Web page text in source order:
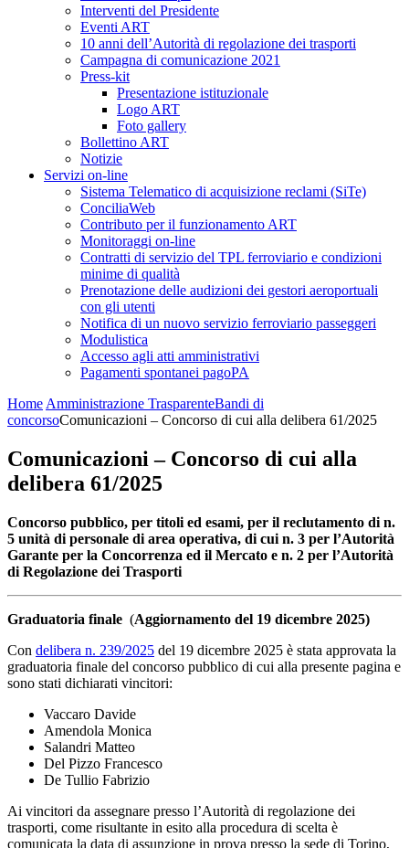
Interventi del Presidente
Eventi ART
10 anni dell’Autorità di regolazione dei trasporti
Campagna di comunicazione 2021
Press-kit
Presentazione istituzionale
Logo ART
Foto gallery
Bollettino ART
Notizie
Servizi on-line
Sistema Telematico di acquisizione reclami (SiTe)
ConciliaWeb
Contributo per il funzionamento ART
Monitoraggi on-line
Contratti di servizio del TPL ferroviario e condizioni
minime di qualità
Prenotazione delle audizioni dei gestori aeroportuali
con gli utenti
Notifica di un nuovo servizio ferroviario passeggeri
Modulistica
Accesso agli atti amministrativi
Pagamenti spontanei pagoPA
Home Amministrazione TrasparenteBandi di
concorsoComunicazioni – Concorso di cui alla delibera 61/2025
Comunicazioni – Concorso di cui alla
delibera 61/2025
Concorso pubblico, per titoli ed esami, per il reclutamento di n.
5 unità di personale di area operativa, di cui n. 3 per l’Autorità
Garante per la Concorrenza ed il Mercato e n. 2 per l’Autorità
di Regolazione dei Trasporti
Graduatoria finale (Aggiornamento del 19 dicembre 2025)
Con delibera n. 239/2025 del 19 dicembre 2025 è stata approvata la
graduatoria finale del concorso pubblico di cui alla presente pagina e
sono stati dichiarati vincitori:
Vaccaro Davide
Amendola Monica
Salandri Matteo
Del Pizzo Francesco
De Tullio Fabrizio
Ai vincitori da assegnare presso l’Autorità di regolazione dei
trasporti, come risultante in esito alla procedura di scelta è
comunicata la data di assunzione in prova presso la sede di Torino,